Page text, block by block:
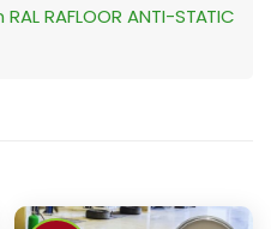
RAFLOOR ANTI-STATIC